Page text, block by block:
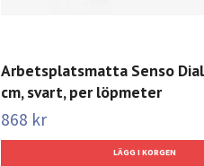
Arbetsplatsmatta Senso
cm, svart, per löpmeter
868 kr